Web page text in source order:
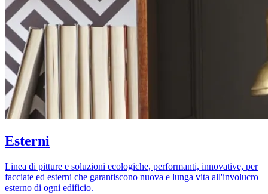
Esterni
Linea di pitture e soluzioni ecologiche, performanti, innovative, per
facciate ed esterni che garantiscono nuova e lunga vita all'involucro
esterno di ogni edificio.